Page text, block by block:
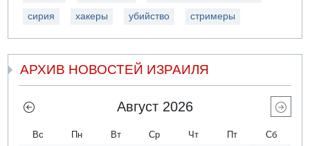
сирия хакеры убийство стримеры
АРХИВ НОВОСТЕЙ ИЗРАИЛЯ
Август 2026
Вс Пн Вт Ср Чт Пт Сб